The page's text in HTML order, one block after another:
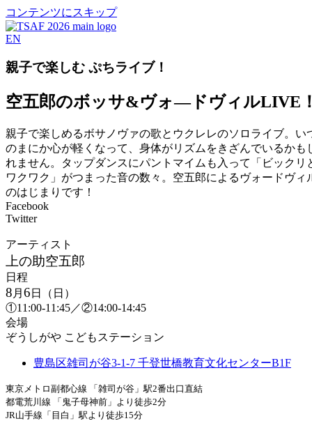
コンテンツにスキップ
EN
親子で楽しむ ぷちライブ！
空五郎のボッサ&ヴォ―ドヴィルLIVE
親子で楽しめるボサノヴァの歌とウクレレのソロライブ。い
のまにか心が軽くなって、身体がリズムをきざんでいるかも
れません。タップダンスにパントマイムも入って「ビックリ
ワクワク」がつまった音の数々。空五郎によるヴォードヴィ
のはじまりです！
Facebook
Twitter
アーティスト
上の助空五郎
日程
8 月 6 日（日）
①11:00-11:45／②14:00-14:45
会場
ぞうしがや こどもステーション
豊島区雑司が谷3-1-7 千登世橋教育文化センターB1F
東京メトロ副都心線 「雑司が谷」駅2番出口直結
都電荒川線 「鬼子母神前」より徒歩2分
JR山手線「目白」駅より徒歩15分